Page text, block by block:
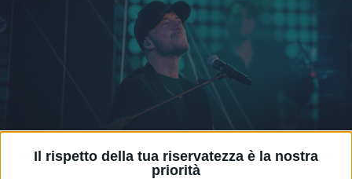
Il rispetto della tua riservatezza è la nostra
priorità